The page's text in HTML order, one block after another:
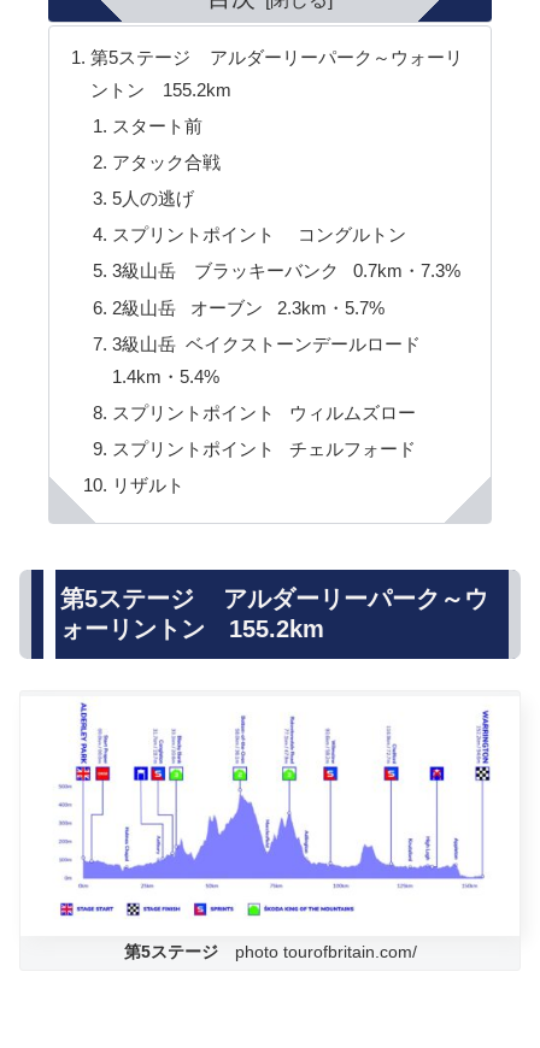
第5ステージ アルダーリーパーク～ウォーリ
ントン 155.2km
スタート前
アタック合戦
5人の逃げ
スプリントポイント コングルトン
3級山岳 ブラッキーバンク 0.7km・7.3%
2級山岳 オーブン 2.3km・5.7%
3級山岳 ベイクストーンデールロード
1.4km・5.4%
スプリントポイント ウィルムズロー
スプリントポイント チェルフォード
リザルト
第5ステージ アルダーリーパーク～ウ
ォーリントン 155.2km
第5ステージphoto tourofbritain.com/